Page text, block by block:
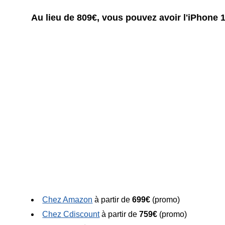
Au lieu de 809€, vous pouvez avoir l'iPhone
Chez Amazon à partir de699€ (promo)
Chez Cdiscountà partir de759€ (promo)